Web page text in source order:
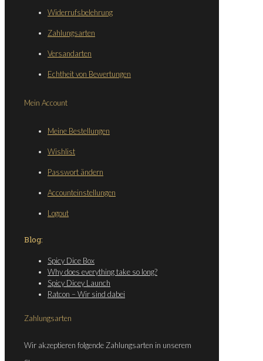
Widerrufsbelehrung
Zahlungsarten
Versandarten
Echtheit von Bewertungen
Mein Account
Meine Bestellungen
Wishlist
Passwort ändern
Accounteinstellungen
Logout
Blog:
Spicy Dice Box
Why does everything take so long?
Spicy Dicey Launch
Ratcon – Wir sind dabei
Zahlungsarten
Wir akzeptieren folgende Zahlungsarten in unserem